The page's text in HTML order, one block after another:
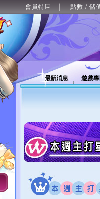
會員特區 點數 / 儲
最新消息 遊戲